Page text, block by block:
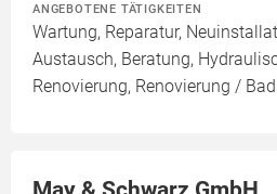
ANGEBOTENE TÄTIGKEITEN
Wartung, Reparatur,
Austausch, Beratung,
Renovierung, Renovierung /